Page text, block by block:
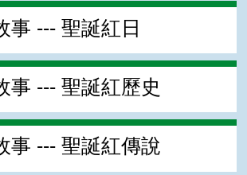
事 --- 聖誕紅日
事 --- 聖誕紅歷史
事 --- 聖誕紅傳說